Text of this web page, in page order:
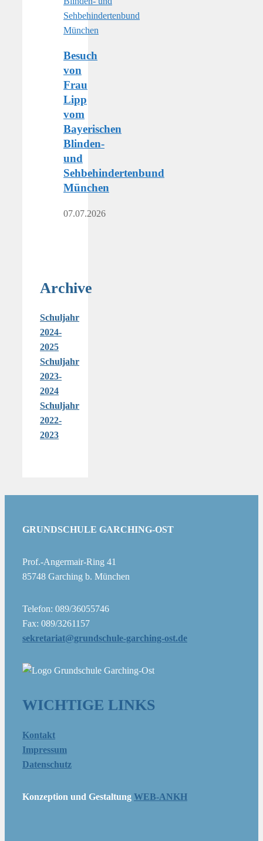
Besuch
von
Frau
Lipp
vom
Bayerischen
Blinden-
und
Sehbehindertenbund
München
07.07.2026
Archive
Schuljahr
2024-
2025
Schuljahr
2023-
2024
Schuljahr
2022-
2023
GRUNDSCHULE GARCHING-OST
Prof.-Angermair-Ring 41
85748 Garching b. München
Telefon: 089/36055746
Fax: 089/3261157
sekretariat@grundschule-garching-ost.de
WICHTIGE LINKS
Kontakt
Impressum
Datenschutz
Konzeption und Gestaltung WEB-ANKH